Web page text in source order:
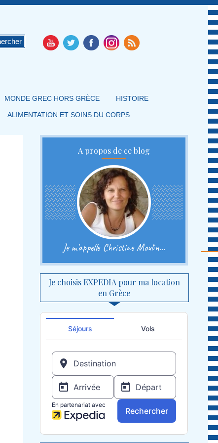
MONDE GREC HORS GRÈCE HISTOIRE
ALIMENTATION ET SOINS DU CORPS
A propos de ce blog
Je m'appelle Christine Moulin...
Je choisis EXPEDIA pour ma location
en Grèce